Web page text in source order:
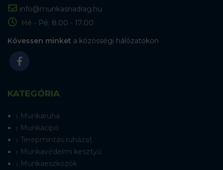
info@munkasnadrag.hu
Hé - Pé: 8:00 - 17:00
Kövessen minket a közösségi hálózatokon
KATEGÓRIA
Munkaruha
Munkacipő
Terepmintás ruházat
Munkavédelmi kesztyű
Munkaeszközök